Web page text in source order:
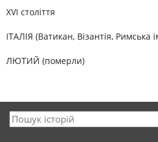
XVI століття
ІТАЛІЯ (Ватикан, Візантія, Римська
ЛЮТИЙ (померли)